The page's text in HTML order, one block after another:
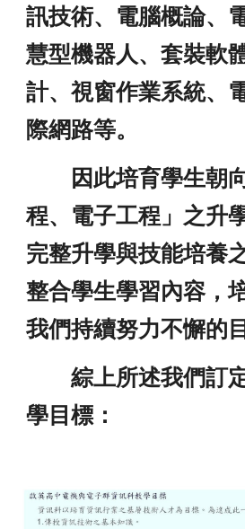
訊技術、電腦概論、
慧型機器人、套裝軟
計、視窗作業系統、
際網路等。
因此培育學生朝
程、電子工程」之升
完整升學與技能培養
整合學生學習內容，
我們持續努力不懈的
綜上所述我們訂
學目標：